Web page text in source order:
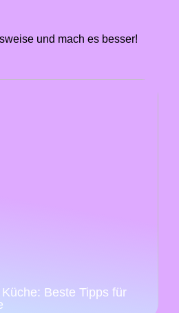
und mach es besser!
Beste Tipps für